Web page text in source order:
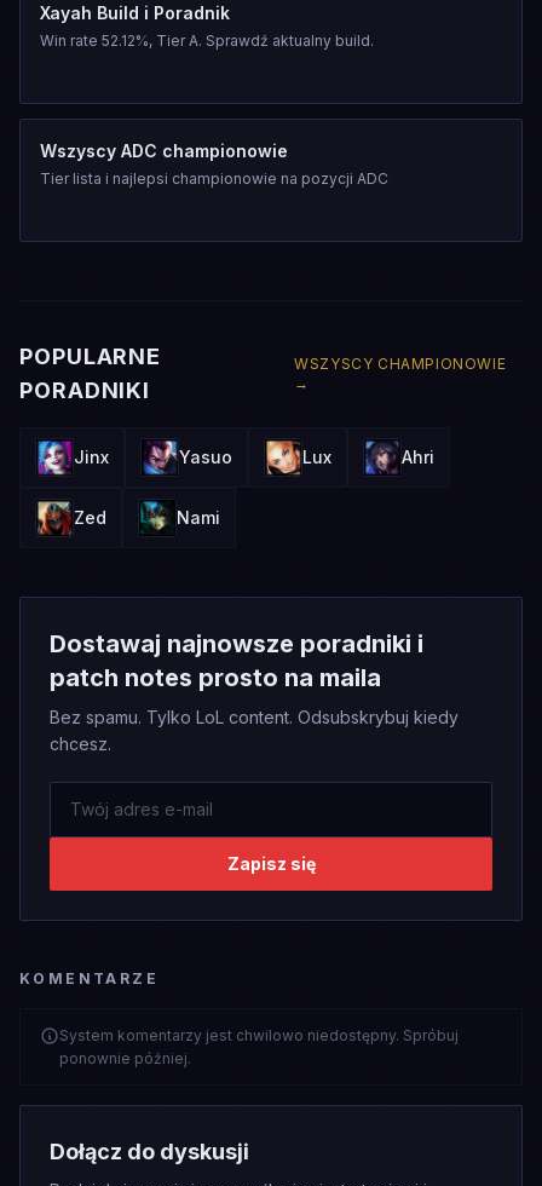
Xayah Build i Poradnik
Win rate 52.12%, Tier A. Sprawdź aktualny build.
Wszyscy ADC championowie
Tier lista i najlepsi championowie na pozycji ADC
POPULARNE
PORADNIKI
WSZYSCY CHAMPIONOWIE
→
Jinx Yasuo Lux Ahri
Zed Nami
Dostawaj najnowsze poradniki i
patch notes prosto na maila
Bez spamu. Tylko LoL content. Odsubskrybuj kiedy
chcesz.
Zapisz się
KOMENTARZE
System komentarzy jest chwilowo niedostępny. Spróbuj
ponownie później.
Dołącz do dyskusji